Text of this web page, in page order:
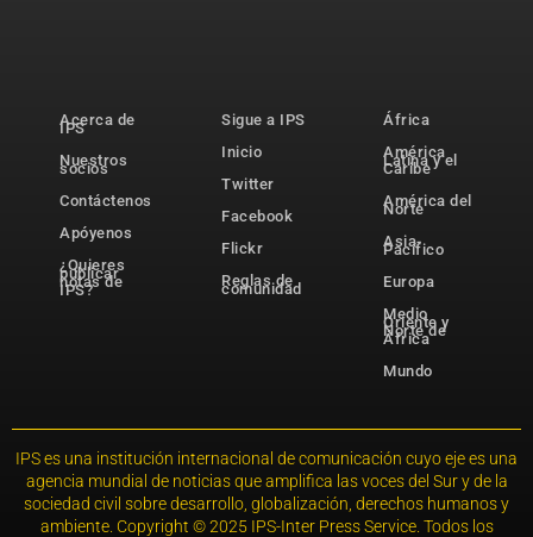
Acerca de
IPS
Nuestros
socios
Contáctenos
Apóyenos
¿Quieres
publicar
notas de
IPS?
Sigue a IPS
Inicio
Twitter
Facebook
Flickr
Reglas de
comunidad
África
América
Latina y el
Caribe
América del
Norte
Asia-
Pacífico
Europa
Medio
Oriente y
Norte de
África
Mundo
IPS es una institución internacional de comunicación cuyo eje es una
agencia mundial de noticias que amplifica las voces del Sur y de la
sociedad civil sobre desarrollo, globalización, derechos humanos y
ambiente. Copyright © 2025 IPS-Inter Press Service. Todos los